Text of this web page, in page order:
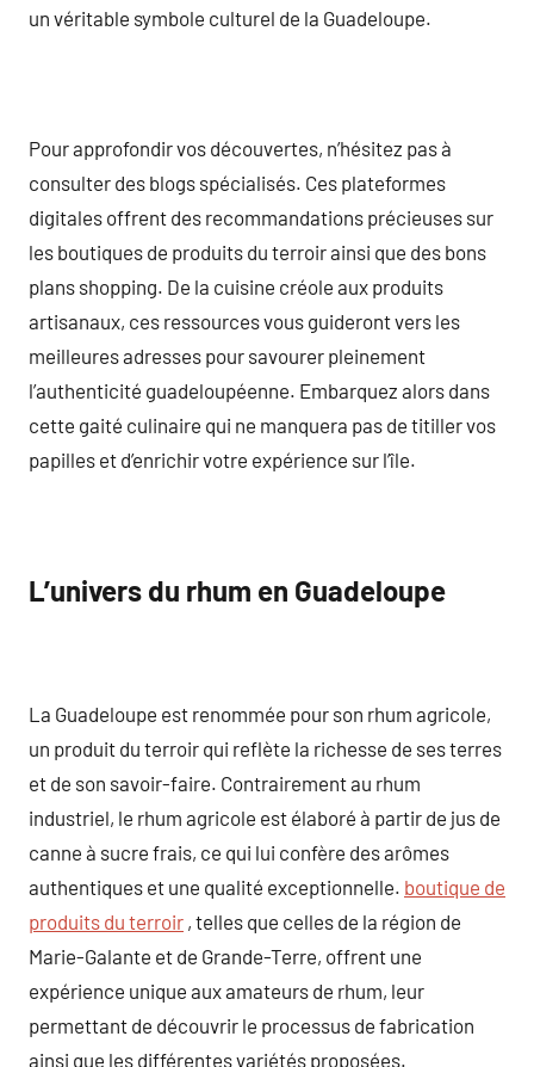
un véritable symbole culturel de la Guadeloupe.
Pour approfondir vos découvertes, n’hésitez pas à
consulter des blogs spécialisés. Ces plateformes
digitales offrent des recommandations précieuses sur
les boutiques de produits du terroir ainsi que des bons
plans shopping. De la cuisine créole aux produits
artisanaux, ces ressources vous guideront vers les
meilleures adresses pour savourer pleinement
l’authenticité guadeloupéenne. Embarquez alors dans
cette gaité culinaire qui ne manquera pas de titiller vos
papilles et d’enrichir votre expérience sur l’île.
L’univers du rhum en Guadeloupe
La Guadeloupe est renommée pour son rhum agricole,
un produit du terroir qui reflète la richesse de ses terres
et de son savoir-faire. Contrairement au rhum
industriel, le rhum agricole est élaboré à partir de jus de
canne à sucre frais, ce qui lui confère des arômes
authentiques et une qualité exceptionnelle. boutique de
produits du terroir , telles que celles de la région de
Marie-Galante et de Grande-Terre, offrent une
expérience unique aux amateurs de rhum, leur
permettant de découvrir le processus de fabrication
ainsi que les différentes variétés proposées.